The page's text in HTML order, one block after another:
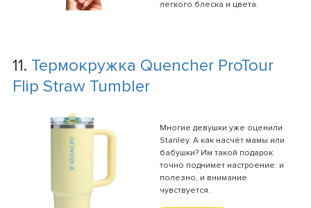
легкого блеска и цвета.
11. Термокружка Quencher ProTour
Flip Straw Tumbler
Многие девушки уже оценили
Stanley. А как насчёт мамы или
бабушки? Им такой подарок
точно поднимет настроение: и
полезно, и внимание
чувствуется.